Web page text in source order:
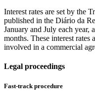
Interest rates are set by the
published in the Diário da
January and July each
months. These interest rates
involved in a commercial
Legal proceedings
Fast-track procedure